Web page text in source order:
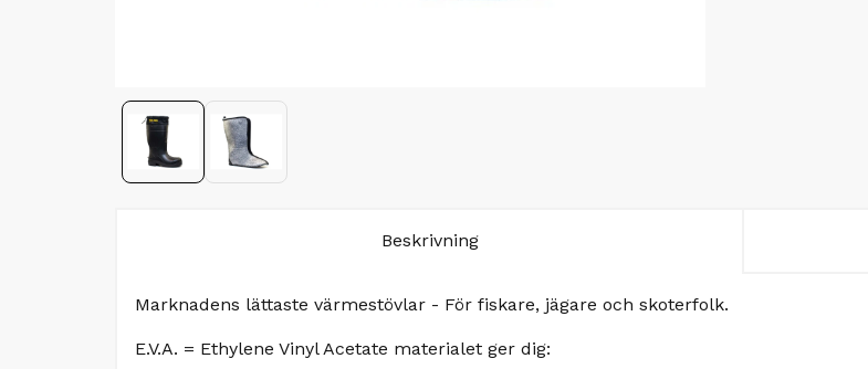
Beskrivning
Marknadens lättaste värmestövlar - För fiskare, jägare och skoterfolk.
E.V.A. = Ethylene Vinyl Acetate materialet ger dig: